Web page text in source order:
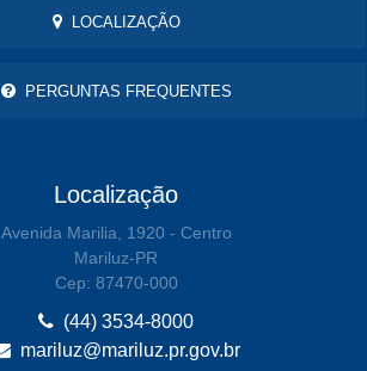
LOCALIZAÇÃO
PERGUNTAS FREQUENTES
Localização
Avenida Marilia, 1920 - Centro
Mariluz-PR
Cep: 87470-000
(44) 3534-8000
mariluz@mariluz.pr.gov.br